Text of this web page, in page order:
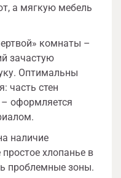
а мягкую мебель
комнаты –
зачастую
Оптимальны
часть стен
– оформляется
наличие
хлопанье в
проблемные зоны.